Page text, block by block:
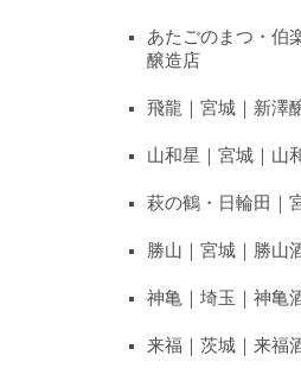
あたごのまつ・伯
醸造店
飛龍｜宮城｜新澤
山和星｜宮城｜山
萩の鶴・日輪田｜
勝山｜宮城｜勝山
神亀｜埼玉｜神亀
来福｜茨城｜来福